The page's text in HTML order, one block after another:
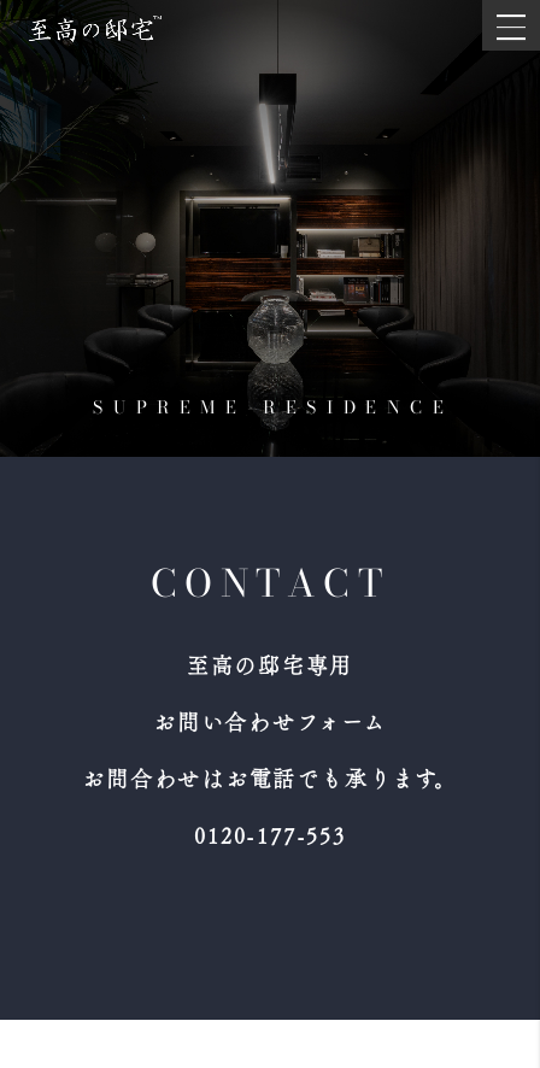
SUPREME-RESIDENCE
CONTACT
至高の邸宅専用
お問い合わせフォーム
お問合わせはお電話でも承ります。
0120-177-553